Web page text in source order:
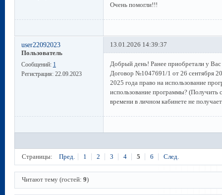
Очень помогли!!!
user22092023
Пользователь
Сообщений: 1
Регистрация: 22.09.2023
13.01.2026 14:39:37
Добрый день! Ранее приобретали у
Договор №1047691/1 от 26 сентября
2025 года право на использование
использование программы? (Получить
времени в личном кабинете не
Страницы: Пред. 1 2 3 4 5 6 След.
Читают тему (гостей:9)